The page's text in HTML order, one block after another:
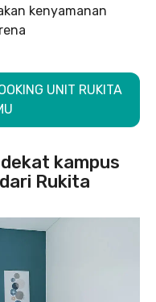
kenyamanan
UNIT RUKITA
kampus
Rukita